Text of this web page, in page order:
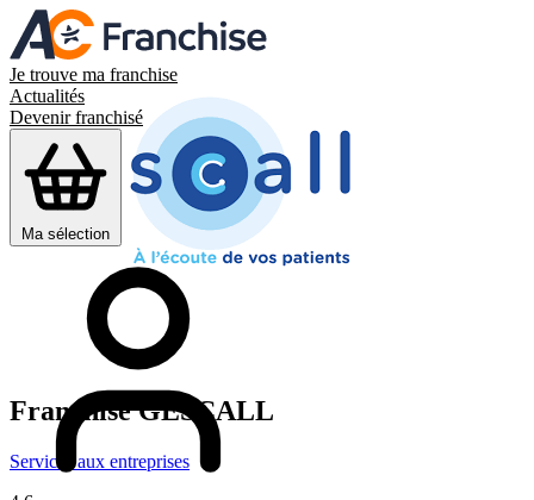
Je trouve ma franchise
Actualités
Devenir franchisé
Ma sélection
Franchise GESCALL
Services aux entreprises